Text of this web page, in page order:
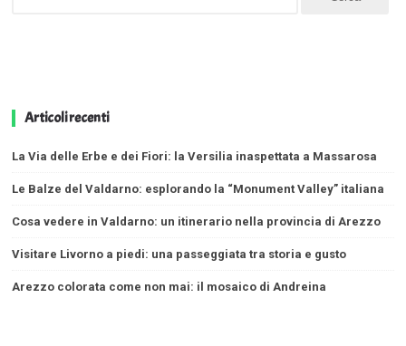
Articoli recenti
La Via delle Erbe e dei Fiori: la Versilia inaspettata a Massarosa
Le Balze del Valdarno: esplorando la “Monument Valley” italiana
Cosa vedere in Valdarno: un itinerario nella provincia di Arezzo
Visitare Livorno a piedi: una passeggiata tra storia e gusto
Arezzo colorata come non mai: il mosaico di Andreina